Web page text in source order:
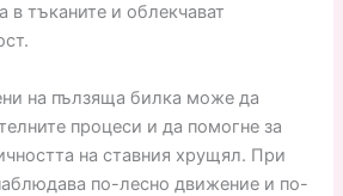
в тъканите и облекчават
на пълзяща билка може да
процеси и да помогне за
на ставния хрущял. При
по-лесно движение и по-